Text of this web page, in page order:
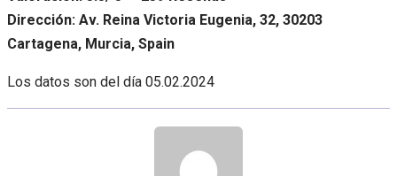
Dirección: Av. Reina Victoria Eugenia, 32, 30203
Cartagena, Murcia, Spain
Los datos son del día 05.02.2024